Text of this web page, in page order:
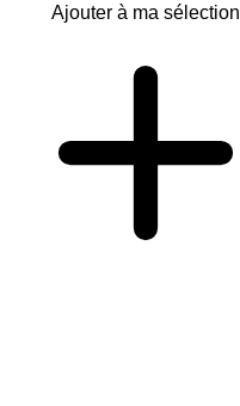
Ajouter à ma sélection